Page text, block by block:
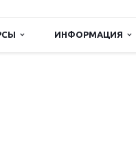
ИНФОРМАЦИЯ